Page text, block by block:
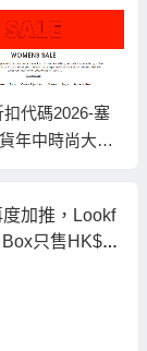
扣代碼2026-塞
年中時尚大促
加推，Lookf
只售HK$5